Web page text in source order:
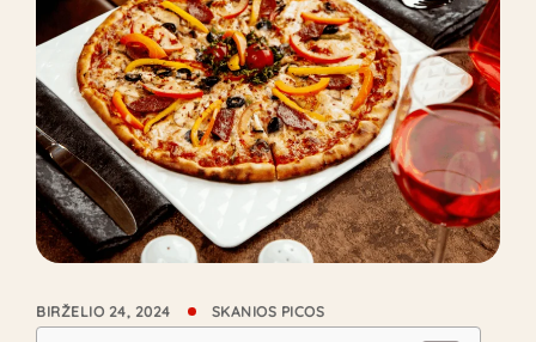
BIRŽELIO 24, 2024 SKANIOS PICOS